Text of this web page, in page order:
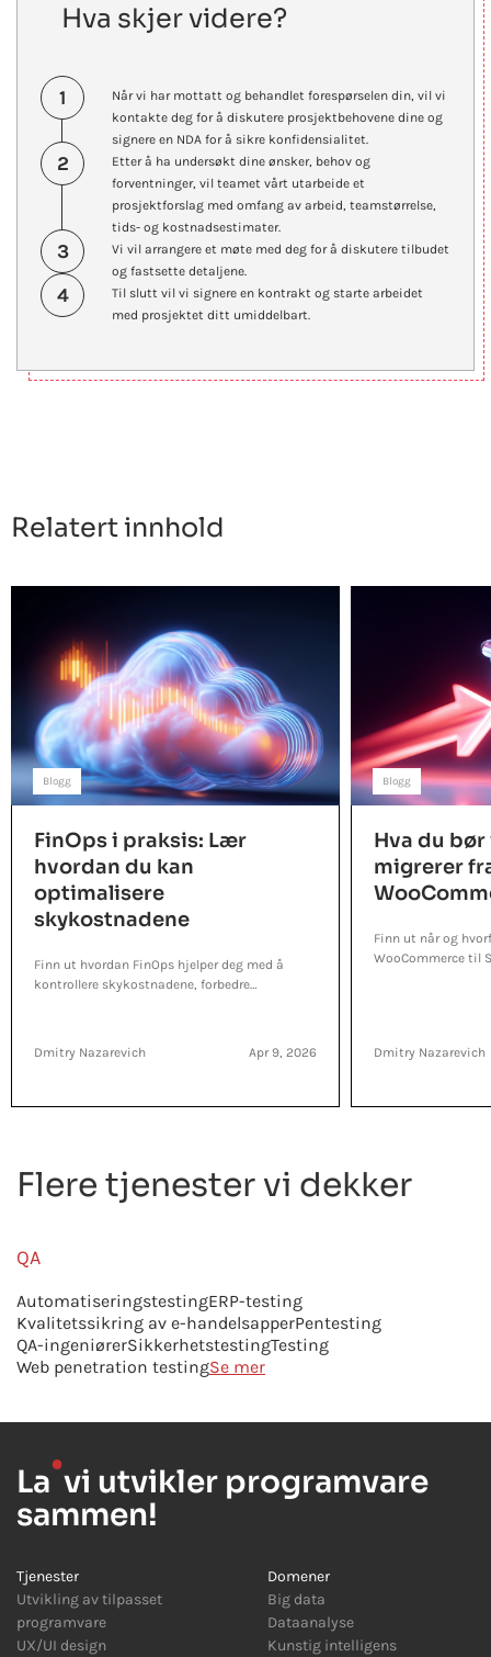
Hva skjer videre?
1
Når vi har mottatt og behandlet forespørselen din, vil vi
kontakte deg for å diskutere prosjektbehovene dine og
signere en NDA for å sikre konfidensialitet.
2
Etter å ha undersøkt dine ønsker, behov og
forventninger, vil teamet vårt utarbeide et
prosjektforslag med omfang av arbeid, teamstørrelse,
tids- og kostnadsestimater.
3
Vi vil arrangere et møte med deg for å diskutere tilbudet
og fastsette detaljene.
4
Til slutt vil vi signere en kontrakt og starte arbeidet
med prosjektet ditt umiddelbart.
Relatert innhold
Blogg
FinOps i praksis: Lær
hvordan du kan
optimalisere
skykostnadene
Finn ut hvordan FinOps hjelper deg med å
kontrollere skykostnadene, forbedre
Dmitry Nazarevich
Apr 9, 2026
Blogg
Hva du
migrerer
Finn ut når og
WooCommerce til
Dmitry Nazarevich
Flere tjenester vi dekker
QA
AutomatiseringstestingERP-testing
Kvalitetssikring av e-handelsapperPentesting
QA-ingeniørerSikkerhetstestingTesting
Web penetration testingSe mer
La●vi utvikler programvare
sammen!
Tjenester
Utvikling av tilpasset
programvare
UX/UI design
Domener
Big data
Dataanalyse
Kunstig intelligens